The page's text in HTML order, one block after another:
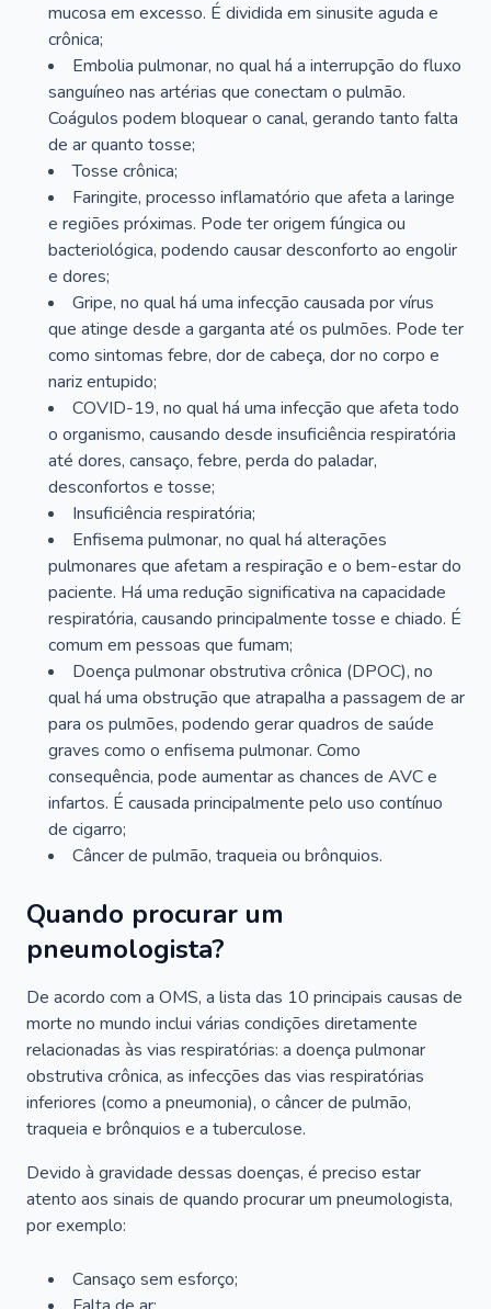
mucosa em excesso. É dividida em sinusite aguda e
crônica;
Embolia pulmonar, no qual há a interrupção do fluxo
sanguíneo nas artérias que conectam o pulmão.
Coágulos podem bloquear o canal, gerando tanto falta
de ar quanto tosse;
Tosse crônica;
Faringite, processo inflamatório que afeta a laringe
e regiões próximas. Pode ter origem fúngica ou
bacteriológica, podendo causar desconforto ao engolir
e dores;
Gripe, no qual há uma infecção causada por vírus
que atinge desde a garganta até os pulmões. Pode ter
como sintomas febre, dor de cabeça, dor no corpo e
nariz entupido;
COVID-19, no qual há uma infecção que afeta todo
o organismo, causando desde insuficiência respiratória
até dores, cansaço, febre, perda do paladar,
desconfortos e tosse;
Insuficiência respiratória;
Enfisema pulmonar, no qual há alterações
pulmonares que afetam a respiração e o bem-estar do
paciente. Há uma redução significativa na capacidade
respiratória, causando principalmente tosse e chiado. É
comum em pessoas que fumam;
Doença pulmonar obstrutiva crônica (DPOC), no
qual há uma obstrução que atrapalha a passagem de ar
para os pulmões, podendo gerar quadros de saúde
graves como o enfisema pulmonar. Como
consequência, pode aumentar as chances de AVC e
infartos. É causada principalmente pelo uso contínuo
de cigarro;
Câncer de pulmão, traqueia ou brônquios.
Quando procurar um
pneumologista?
De acordo com a OMS, a lista das 10 principais causas de
morte no mundo inclui várias condições diretamente
relacionadas às vias respiratórias: a doença pulmonar
obstrutiva crônica, as infecções das vias respiratórias
inferiores (como a pneumonia), o câncer de pulmão,
traqueia e brônquios e a tuberculose.
Devido à gravidade dessas doenças, é preciso estar
atento aos sinais de quando procurar um pneumologista,
por exemplo:
Cansaço sem esforço;